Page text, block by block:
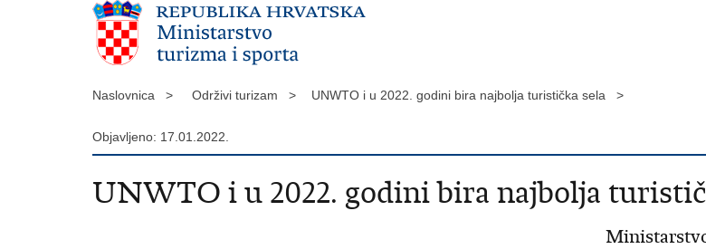
Naslovnica > Održivi turizam > UNWTO i u 2022. godini bira najbolja turistička sela >
Objavljeno: 17.01.2022.
UNWTO i u 2022. godini bira najbolja